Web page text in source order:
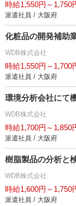
時給1,550円～1,750
派遣社員 / 大阪府
化粧品の開発補助
WDB株式会社
時給1,550円～1,700
派遣社員 / 大阪府
環境分析会社にて
WDB株式会社
時給1,700円～1,850
派遣社員 / 大阪府
樹脂製品の分析と
WDB株式会社
時給1,600円～1,750
派遣社員 / 大阪府